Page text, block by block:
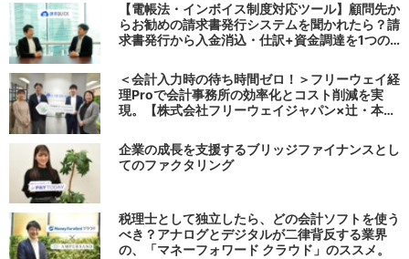
【電帳法・インボイス制度対応ツール】顧問先か
らお勧めの請求書発行システムを聞かれたら？請
求書発行から入金消込・仕訳+資金調達を1つの
＜会計入力時の待ち時間ゼロ！＞フリーウェイ経
理Proで会計事務所の効率化とコスト削減を実
現。【株式会社フリーウェイジャパン×辻・本郷
企業の成長を支援するブリッジファイナンスとし
てのファクタリング
税理士として独立したら、どの会計ソフトを使う
べき？アナログとデジタルが二律背反する業界
の、「マネーフォワード クラウド」のススメ。